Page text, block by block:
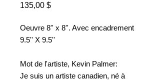
135,00 $Prix
Oeuvre 8'' x 8''. Avec encadrement
9.5'' X 9.5''
Mot de l'artiste, Kevin Palmer:
Je suis un artiste canadien, né à